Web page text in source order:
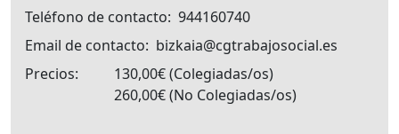
Teléfono de contacto 944160740
Email de contacto
bizkaia@cgtrabajosocial.es
Precios
130,00€ Colegiadas/os
260,00€ No Colegiadas/os